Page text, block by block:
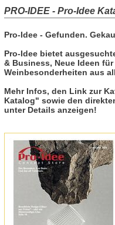
PRO-IDEE - Pro-Idee
Pro-Idee - Gefunden.
Pro-Idee bietet
& Business, Neue Ideen
Weinbesonderheiten aus
Mehr Infos, den Link zur
Katalog" sowie den
unter Details anzeigen!